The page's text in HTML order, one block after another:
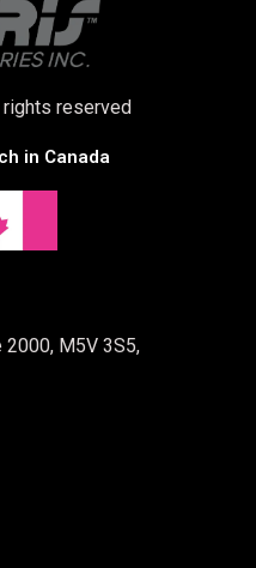
reserved
in Canada
M5V 3S5,